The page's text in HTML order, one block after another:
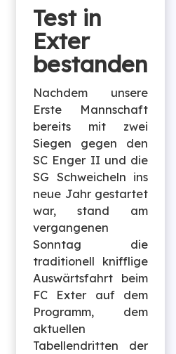
Test in
Exter
bestanden
Nachdem unsere
Erste Mannschaft
bereits mit zwei
Siegen gegen den
SC Enger II und die
SG Schweicheln ins
neue Jahr gestartet
war, stand am
vergangenen
Sonntag die
traditionell knifflige
Auswärtsfahrt beim
FC Exter auf dem
Programm, dem
aktuellen
Tabellendritten der